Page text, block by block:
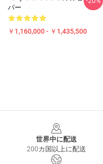
バー
￥1,160,000 - ￥1,435,500
世界中に配送
200カ国以上に配送